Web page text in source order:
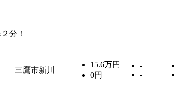
分！
三鷹市新川
15.6万円
0円
-
-